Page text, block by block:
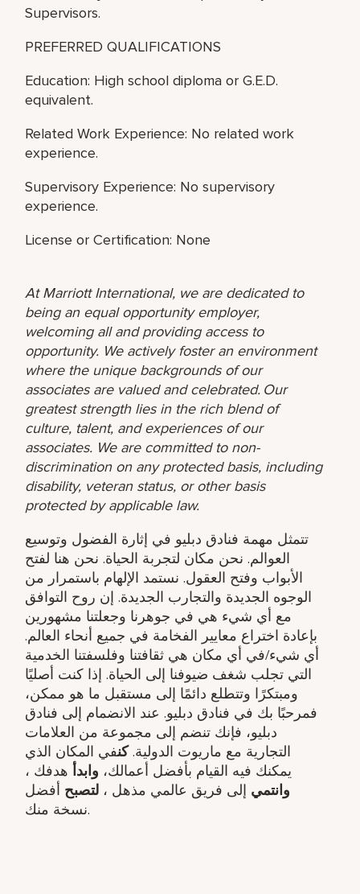
Supervisors.
PREFERRED QUALIFICATIONS
Education: High school diploma or G.E.D.
equivalent.
Related Work Experience: No related work
experience.
Supervisory Experience: No supervisory
experience.
License or Certification: None
At Marriott International, we are dedicated to
being an equal opportunity employer,
welcoming all and providing access to
opportunity. We actively foster an environment
where the unique backgrounds of our
associates are valued and celebrated. Our
greatest strength lies in the rich blend of
culture, talent, and experiences of our
associates. We are committed to non-
discrimination on any protected basis, including
disability, veteran status, or other basis
protected by applicable law.
تتمثل مهمة فنادق دبليو في إثارة الفضول وتوسيع
العوالم. نحن مكان لتجربة الحياة. نحن هنا لفتح
الأبواب وفتح العقول. نستمد الإلهام باستمرار من
الوجوه الجديدة والتجارب الجديدة. إن روح التوافق
مع أي شيء هي في جوهرنا وجعلتنا مشهورين
بإعادة اختراع معايير الفخامة في جميع أنحاء العالم.
أي شيء/في أي مكان هي ثقافتنا وفلسفتنا الخدمية
التي تجلب شغف ضيوفنا إلى الحياة. إذا كنت أصليًا
ومبتكرًا وتتطلع دائمًا إلى مستقبل ما هو ممكن،
فمرحبًا بك في فنادق دبليو. عند الانضمام إلى فنادق
دبليو، فإنك تنضم إلى مجموعة من العلامات
التجارية مع ماريوت الدولية.كنفي المكان الذي
يمكنك فيه القيام بأفضل أعمالك، وابدأ هدفك ​،
وانتمي إلى فريق عالمي مذهل ​، لتصبح أفضل
نسخة منك.